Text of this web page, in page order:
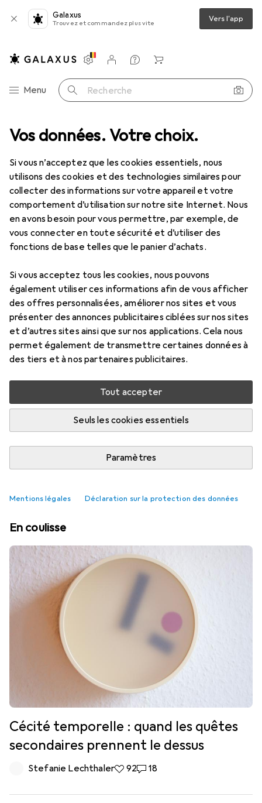
Vos données. Votre choix.
Si vous n’acceptez que les cookies essentiels, nous
utilisons des cookies et des technologies similaires pour
collecter des informations sur votre appareil et votre
comportement d’utilisation sur notre site Internet. Nous
en avons besoin pour vous permettre, par exemple, de
vous connecter en toute sécurité et d’utiliser des
fonctions de base telles que le panier d’achats.
Si vous acceptez tous les cookies, nous pouvons
également utiliser ces informations afin de vous afficher
des offres personnalisées, améliorer nos sites et vous
présenter des annonces publicitaires ciblées sur nos sites
et d’autres sites ainsi que sur nos applications. Cela nous
permet également de transmettre certaines données à
des tiers et à nos partenaires publicitaires.
Tout accepter
Seuls les cookies essentiels
Paramètres
Mentions légales Déclaration sur la protection des données
Galaxus
Trouvez et commandez plus vite Vers l'app
Navigation par catégorie
Menu Recherche
Paramètres
Compte client
Listes de comparaison
Listes d'envies
Panier
Tout l'assortiment Mode Tout en mode Montres + bijoux
Montres + bijoux
DécouvrirForum
Nouveautés + tendances
Cette tendance en matière de bijoux
remplace désormais votre sac
En coulisse
Cécité temporelle : quand les quêtes
secondaires prennent le dessus
Stefanie Lechthaler92 likes
9218 commentaires
18